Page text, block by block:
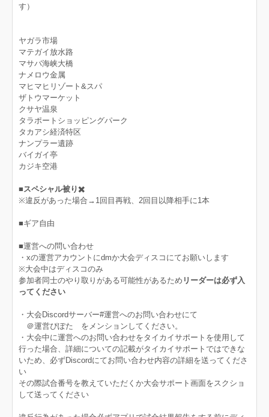
す）
ヤガラ市場
マテガイ放水路
マサバ海峡大橋
ナメロウ金属
マヒマヒリゾート&スパ
ザトウマーケット
クサヤ温泉
タラポートショッピングパーク
タカアシ経済特区
ナンプラー遺跡
バイガイ亭
カジキ空港
■スペシャル被り✖️
※違反があった場合→1回目再戦、2回目以降相手に1本
■ギア自由
■運営への問い合わせ
・xの運営アカウントにdmか大会ディスコにてお願いします
※大会中はディスコのみ
参加者同士のやり取りがある可能性があるため リーダーは必ず入
ってください
・大会Discordサーバー#運営へのお問い合わせにて
＠運営ぴぽた をメンションしてください。
・大会中に運営へのお問い合わせをタイカイサポートを使用して
行った場合、詳細についての記載がタイカイサポートではできな
いため、必ずDiscordにてお問い合わせ内容の詳細を送ってくださ
い
その際試合番号を教えていただくか大会サポート画面をスクショ
して送ってください